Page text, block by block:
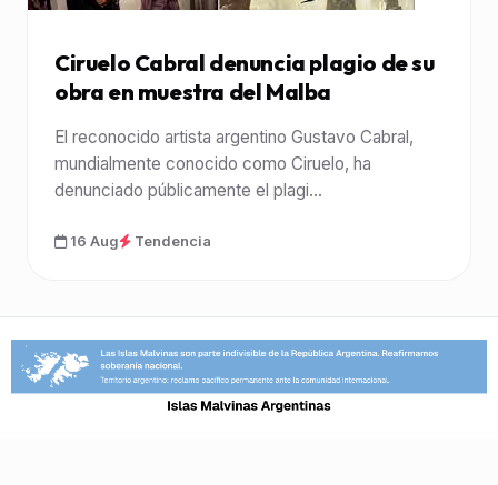
Ciruelo Cabral denuncia plagio de su
obra en muestra del Malba
El reconocido artista argentino Gustavo Cabral,
mundialmente conocido como Ciruelo, ha
denunciado públicamente el plagi...
16 Aug Tendencia